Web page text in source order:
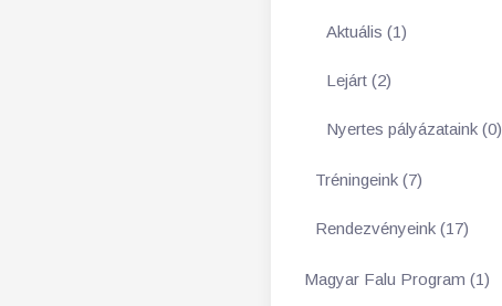
Aktuális (1)
Lejárt (2)
Nyertes pályázataink (0)
Tréningeink (7)
Rendezvényeink (17)
Magyar Falu Program (1)